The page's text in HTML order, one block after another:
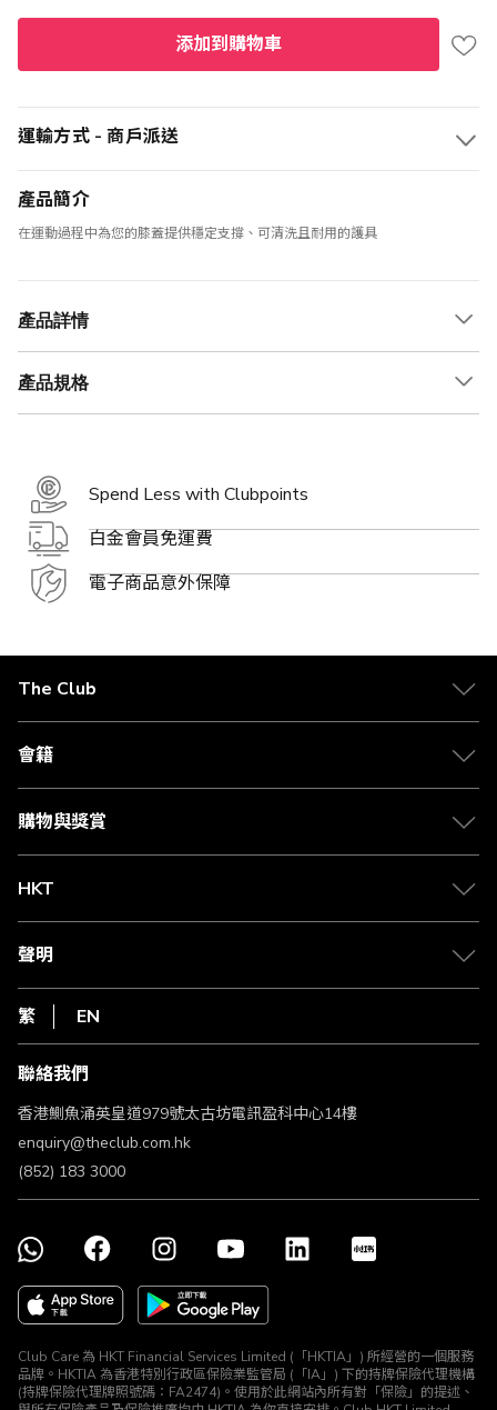
添加到購物車
運輸方式 - 商戶派送
產品簡介
在運動過程中為您的膝蓋提供穩定支撐、可清洗且耐用的護具
產品詳情
產品規格
Spend Less with Clubpoints
白金會員免運費
電子商品意外保障
The Club
關於 The Club
合作夥伴
媒體中心
會籍
會籍及專屬禮遇
賺取積分
購物與獎賞
物流與配送
Club Shopping 商品領取站
常見問題
HKT
csl.
1010
HKT
聲明
私隱聲明
使用條款
條款及細則
不歧視及不騷擾聲明
認可牌照及通告
繁 EN
聯絡我們
香港鰂魚涌英皇道979號太古坊電訊盈科中心14樓
enquiry@theclub.com.hk
(852) 183 3000
Club Care 為 HKT Financial Services Limited (「HKTIA」) 所經營的一個服務
品牌。HKTIA 為香港特別行政區保險業監管局 (「IA」) 下的持牌保險代理機構
(持牌保險代理牌照號碼：FA2474)。使用於此網站內所有對「保險」的提述、